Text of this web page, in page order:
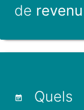
de revenu
Quels